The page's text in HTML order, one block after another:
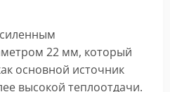
22 мм, который
основной источник
высокой теплоотдачи.